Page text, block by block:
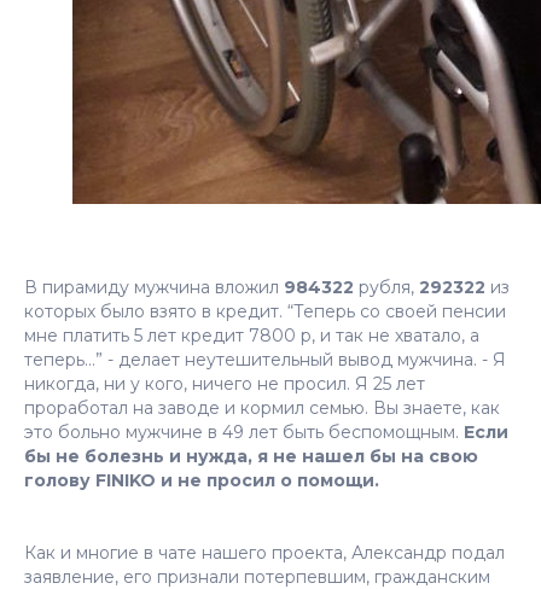
В пирамиду мужчина вложил 984322 рубля, 292322 из
которых было взято в кредит. “Теперь со своей пенсии
мне платить 5 лет кредит 7800 р, и так не хватало, а
теперь...” - делает неутешительный вывод мужчина. - Я
никогда, ни у кого, ничего не просил. Я 25 лет
проработал на заводе и кормил семью. Вы знаете, как
это больно мужчине в 49 лет быть беспомощным. Если
бы не болезнь и нужда, я не нашел бы на свою
голову FINIKO и не просил о помощи.
Как и многие в чате нашего проекта, Александр подал
заявление, его признали потерпевшим, гражданским